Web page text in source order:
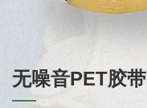
无噪音PET胶带